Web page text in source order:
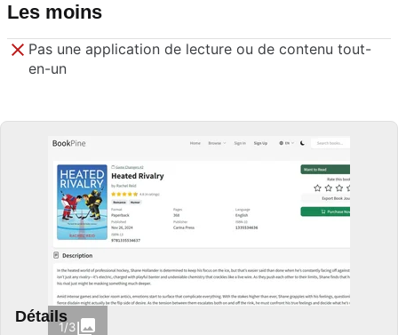
Les moins
Pas une application de lecture ou de contenu tout-
en-un
1/3
Détails